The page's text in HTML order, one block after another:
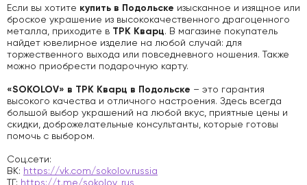
Если вы хотите купить в Подольске изысканное и изящное или
броское украшение из высококачественного драгоценного
металла, приходите в ТРК Кварц. В магазине покупатель
найдет ювелирное изделие на любой случай: для
торжественного выхода или повседневного ношения. Также
можно приобрести подарочную карту.
«SOKOLOV» в ТРК Кварц в Подольске – это гарантия
высокого качества и отличного настроения. Здесь всегда
большой выбор украшений на любой вкус, приятные цены и
скидки, доброжелательные консультанты, которые готовы
помочь с выбором.
Соц.сети:
ВК: https://vk.com/sokolov.russia
ТГ: https://t.me/sokolov_rus